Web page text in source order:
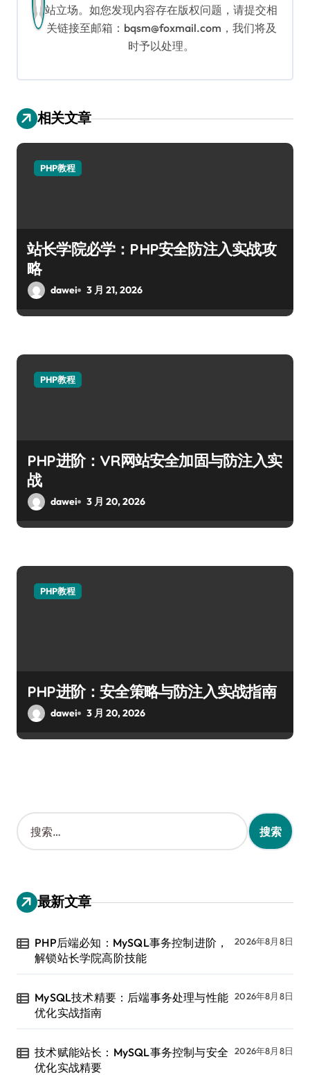
站立场。如您发现内容存在版权问题，请提交相
关链接至邮箱：bqsm@foxmail.com，我们将及
时予以处理。
相关文章
PHP教程
站长学院必学：PHP安全防注入实战攻
略
dawei 3 月 21, 2026
PHP教程
PHP进阶：VR网站安全加固与防注入实
战
dawei 3 月 20, 2026
PHP教程
PHP进阶：安全策略与防注入实战指南
dawei 3 月 20, 2026
搜
索
：
最新文章
PHP后端必知：MySQL事务控制进阶，
解锁站长学院高阶技能
2026年8月8日
MySQL技术精要：后端事务处理与性能
优化实战指南
2026年8月8日
技术赋能站长：MySQL事务控制与安全
优化实战精要
2026年8月8日